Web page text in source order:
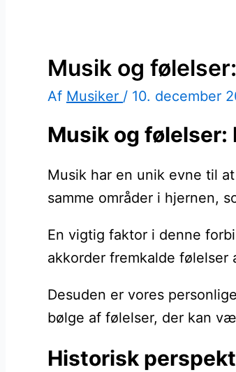
Musik og
Af Musiker / 10. december
Musik og
Musik har en unik evne til
samme områder i hjernen,
En vigtig faktor i denne
akkorder fremkalde
Desuden er vores
bølge af følelser, der kan
Historisk